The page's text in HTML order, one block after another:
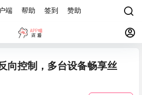
端 帮助 签到 赞助
向控制，多台设备畅享丝